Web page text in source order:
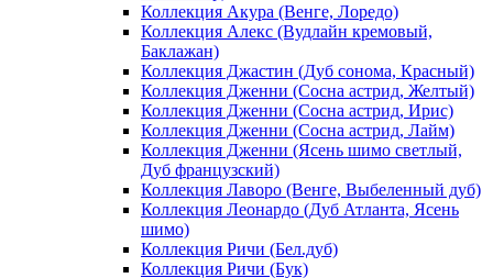
Коллекция Акура (Венге, Лоредо)
Коллекция Алекс (Вудлайн кремовый,
Баклажан)
Коллекция Джастин (Дуб сонома, Красный)
Коллекция Дженни (Cосна астрид, Желтый)
Коллекция Дженни (Cосна астрид, Ирис)
Коллекция Дженни (Cосна астрид, Лайм)
Коллекция Дженни (Ясень шимо светлый,
Дуб французский)
Коллекция Лаворо (Венге, Выбеленный дуб)
Коллекция Леонардо (Дуб Атланта, Ясень
шимо)
Коллекция Ричи (Бел.дуб)
Коллекция Ричи (Бук)